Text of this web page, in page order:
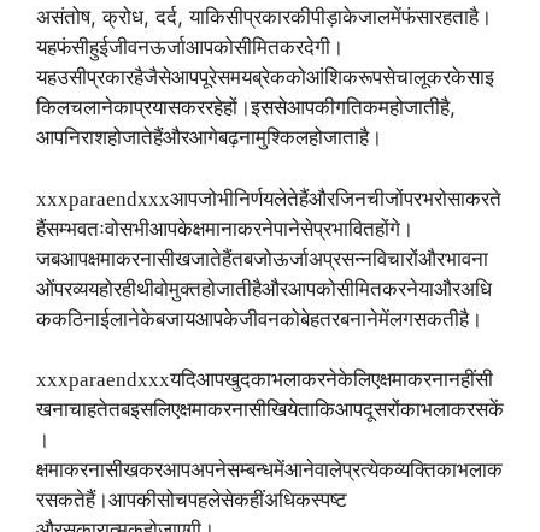
असंतोष,क्रोध,दर्द,याकिसीप्रकारकीपीड़ाकेजालमेंफंसारहताहै।
यहफंसीहुईजीवनऊर्जाआपकोसीमितकरदेगी।
यहउसीप्रकारहैजैसेआपपूरेसमयब्रेककोआंशिकरूपसेचालूकरकेसाइ
किलचलानेकाप्रयासकररहेहों।इससेआपकीगतिकमहोजातीहै,
आपनिराशहोजातेहैंऔरआगेबढ़नामुश्किलहोजाताहै।
xxxparaendxxxआपजोभीनिर्णयलेतेहैंऔरजिनचीजोंपरभरोसाकरते
हैंसम्भवतःवोसभीआपकेक्षमानाकरनेपानेसेप्रभावितहोंगे।
जबआपक्षमाकरनासीखजातेहैंतबजोऊर्जाअप्रसन्नविचारोंऔरभावना
ओंपरव्ययहोरहीथीवोमुक्तहोजातीहैऔरआपकोसीमितकरनेयाऔरअधि
ककठिनाईलानेकेबजायआपकेजीवनकोबेहतरबनानेमेंलगसकतीहै।
xxxparaendxxxयदिआपखुदकाभलाकरनेकेलिएक्षमाकरनानहींसी
खनाचाहतेतबइसलिएक्षमाकरनासीखियेताकिआपदूसरोंकाभलाकरसकें
।
क्षमाकरनासीखकरआपअपनेसम्बन्धमेंआनेवालेप्रत्येकव्यक्तिकाभलाक
रसकतेहैं।आपकीसोचपहलेसेकहींअधिकस्पष्ट